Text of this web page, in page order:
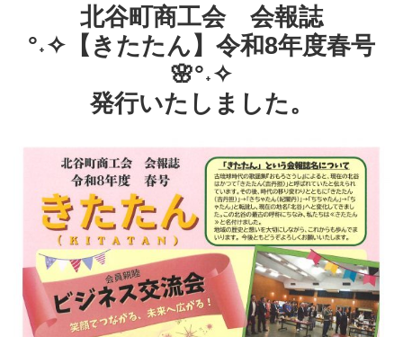
北谷町商工会 会報誌
°˖✧【きたたん】令和8年度春号
🌸°˖✧
発行いたしました。